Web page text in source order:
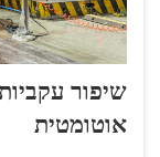
שיפור
אוטומטית